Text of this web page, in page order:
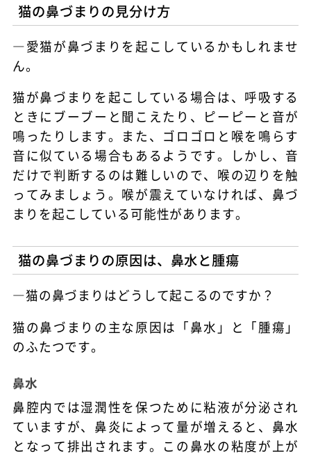
猫の鼻づまりの見分け方
―愛猫が鼻づまりを起こしているかもしれませ
ん。
猫が鼻づまりを起こしている場合は、呼吸する
ときにブーブーと聞こえたり、ピーピーと音が
鳴ったりします。また、ゴロゴロと喉を鳴らす
音に似ている場合もあるようです。しかし、音
だけで判断するのは難しいので、喉の辺りを触
ってみましょう。喉が震えていなければ、鼻づ
まりを起こしている可能性があります。
猫の鼻づまりの原因は、鼻水と腫瘍
―猫の鼻づまりはどうして起こるのですか？
猫の鼻づまりの主な原因は「鼻水」と「腫瘍」
のふたつです。
鼻水
鼻腔内では湿潤性を保つために粘液が分泌され
ていますが、鼻炎によって量が増えると、鼻水
となって排出されます。この鼻水の粘度が上が